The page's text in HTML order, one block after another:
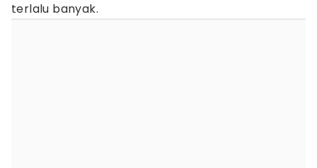
terlalu banyak.